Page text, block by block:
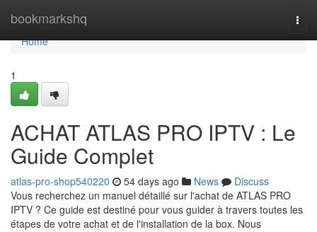
bookmarkshq
Home
Home
1
ACHAT ATLAS PRO IPTV : Le
Guide Complet
atlas-pro-shop540220 54 days ago News
Discuss
Vous recherchez un manuel détaillé sur l'achat de ATLAS PRO
IPTV ? Ce guide est destiné pour vous guider à travers toutes les
étapes de votre achat et de l'installation de la box. Nous